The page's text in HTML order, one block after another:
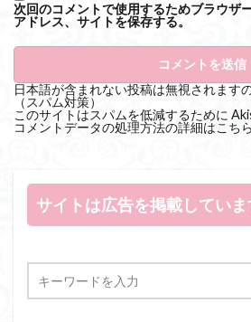
次回のコメントで使用するためブラウザ
アドレス、サイトを保存する。
日本語が含まれない投稿は無視されます
（スパム対策）
このサイトはスパムを低減するために
コメントデータの処理方法の詳細はこち
サイトは広告を掲載していま